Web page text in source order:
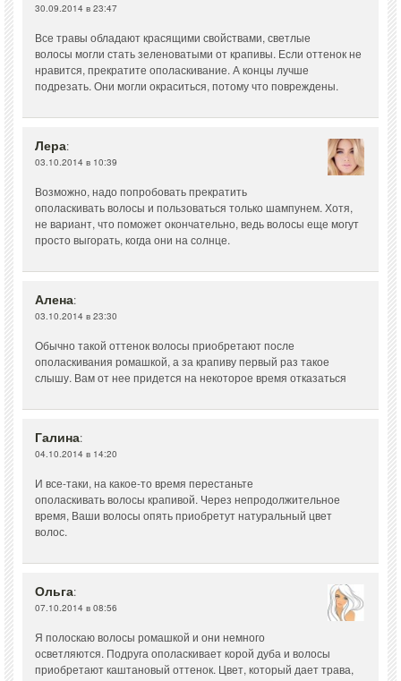
30.09.2014 в 23:47
Все травы обладают красящими свойствами, светлые
волосы могли стать зеленоватыми от крапивы. Если оттенок не
нравится, прекратите ополаскивание. А концы лучше
подрезать. Они могли окраситься, потому что повреждены.
Лера:
03.10.2014 в 10:39
Возможно, надо попробовать прекратить
ополаскивать волосы и пользоваться только шампунем. Хотя,
не вариант, что поможет окончательно, ведь волосы еще могут
просто выгорать, когда они на солнце.
Алена:
03.10.2014 в 23:30
Обычно такой оттенок волосы приобретают после
ополаскивания ромашкой, а за крапиву первый раз такое
слышу. Вам от нее придется на некоторое время отказаться
Галина:
04.10.2014 в 14:20
И все-таки, на какое-то время перестаньте
ополаскивать волосы крапивой. Через непродолжительное
время, Ваши волосы опять приобретут натуральный цвет
волос.
Ольга:
07.10.2014 в 08:56
Я полоскаю волосы ромашкой и они немного
осветляются. Подруга ополаскивает корой дуба и волосы
приобретают каштановый оттенок. Цвет, который дает трава,